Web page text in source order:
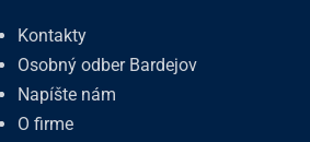
Kontakty
Osobný odber Bardejov
Napíšte nám
O firme